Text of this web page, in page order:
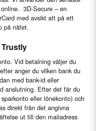
3D-Secure – en
med avsikt att på ett
på nätet.
Vid betalning väljer du
anger du vilken bank du
med bank-id eller
anslutning. Efter det får du
eller lönekonto) och
direkt från det angivna
ut till den mailadress